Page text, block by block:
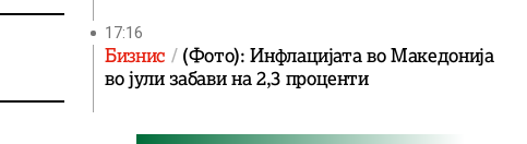
17:16
Бизнис
(Фото): Инфлацијата во Македонија
во јули забави на 2,3 проценти